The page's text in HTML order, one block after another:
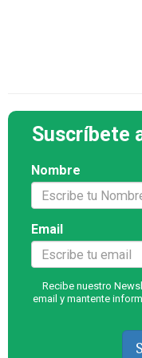
Suscríbete
Nombre
Email
Recibe nuestro
email y mantente